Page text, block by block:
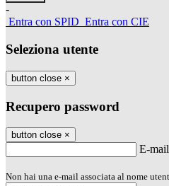
-
Entra con SPID Entra con CIE
Seleziona utente
button close ×
Recupero password
button close ×
E-mail
Non hai una e-mail associata al nome